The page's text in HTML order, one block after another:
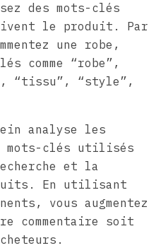
des mots-clés
le produit. Par
une robe,
comme “robe”,
“tissu”, “style”,
analyse les
mots-clés utilisés
et la
En utilisant
vous augmentez
commentaire soit